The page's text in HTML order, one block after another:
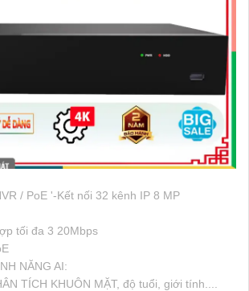
/ PoE '-Kết nối 32 kênh IP 8 MP
tối đa 3 20Mbps
NĂNG AI:
TÍCH KHUÔN MẶT, độ tuổi, giới tính....